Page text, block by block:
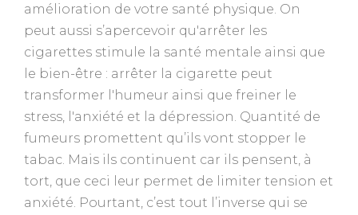
amélioration de votre santé physique. On
peut aussi s’apercevoir qu'arrêter les
cigarettes stimule la santé mentale ainsi que
le bien-être : arrêter la cigarette peut
transformer l'humeur ainsi que freiner le
stress, l'anxiété et la dépression. Quantité de
fumeurs promettent qu’ils vont stopper le
tabac. Mais ils continuent car ils pensent, à
tort, que ceci leur permet de limiter tension et
anxiété. Pourtant, c’est tout l’inverse qui se